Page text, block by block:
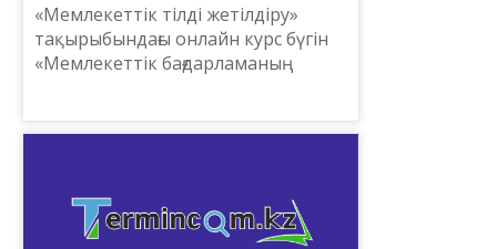
«Мемлекеттік тілді жетілдіру»
тақырыбындағы онлайн курс бүгін
«Мемлекеттік бағдарламаның